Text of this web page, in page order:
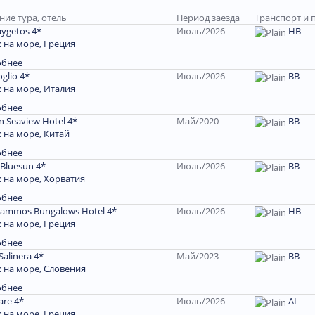
тура, отель Период заезда
Транспорт и
4*
на море, Греция
Июль/2026 HB
4*
на море, Италия
Июль/2026 ВВ
Seaview Hotel 4*
на море, Китай
Май/2020 ВВ
4*
море, Хорватия
Июль/2026 ВВ
Bungalows Hotel 4*
на море, Греция
Июль/2026 HB
4*
на море, Словения
Май/2023 ВВ
4*
Июль/2026 AL